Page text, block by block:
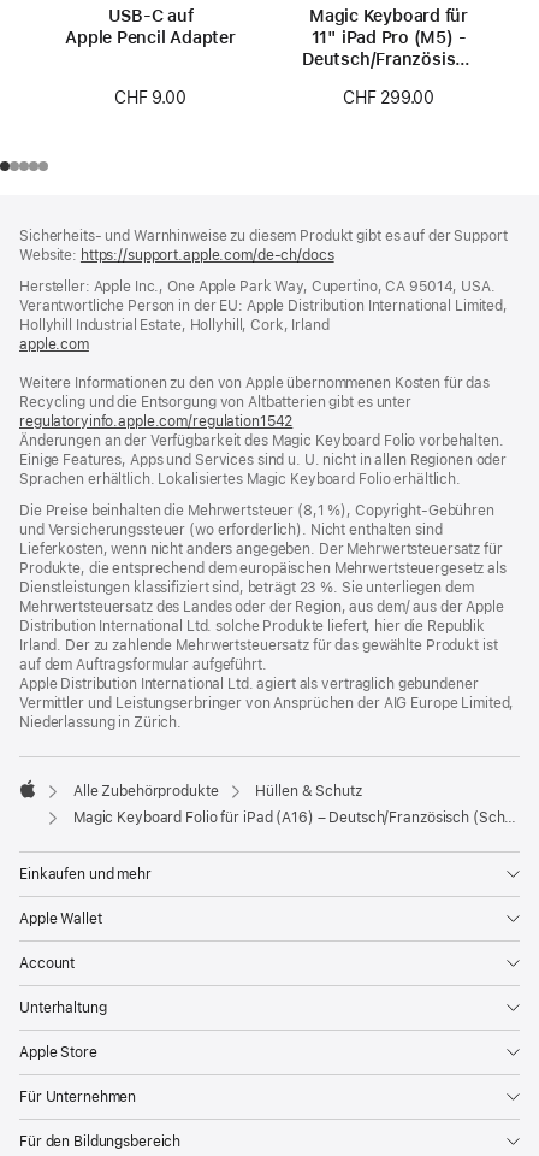
USB-C auf
Apple Pencil Adapter
CHF 9.00
Magic Keyboard für
11" iPad Pro (M5) -
Deutsch/Französisch
CHF 299.00
Sicherheits- und Warnhinweise zu diesem Produkt gibt es auf der Support
Website: https://support.apple.com/de-ch/docs(öffnet
neues
Fenster)
Hersteller: Apple Inc., One Apple Park Way, Cupertino, CA 95014, USA.
Verantwortliche Person in der EU: Apple Distribution International Limited,
Hollyhill Industrial Estate, Hollyhill, Cork, Irland
apple.com(öffnet
neues
Fenster)
Weitere Informationen zu den von Apple übernommenen Kosten für das
Recycling und die Entsorgung von Altbatterien gibt es unter
regulatoryinfo.apple.com/regulation1542
ein
neues
Fenster)
Änderungen an der Verfügbarkeit des Magic Keyboard Folio vorbehalten.
Einige Features, Apps und Services sind u. U. nicht in allen Regionen oder
Sprachen erhältlich. Lokalisiertes Magic Keyboard Folio erhältlich.
Die Preise beinhalten die Mehrwertsteuer (8,1 %), Copyright-Gebühren
und Versicherungssteuer (wo erforderlich). Nicht enthalten sind
Lieferkosten, wenn nicht anders angegeben. Der Mehrwertsteuersatz für
Produkte, die entsprechend dem europäischen Mehrwertsteuergesetz als
Dienstleistungen klassifiziert sind, beträgt 23 %. Sie unterliegen dem
Mehrwertsteuersatz des Landes oder der Region, aus dem/ aus der Apple
Distribution International Ltd. solche Produkte liefert, hier die Republik
Irland. Der zu zahlende Mehrwertsteuersatz für das gewählte Produkt ist
auf dem Auftragsformular aufgeführt.
Apple Distribution International Ltd. agiert als vertraglich gebundener
Vermittler und Leistungserbringer von Ansprüchen der AIG Europe Limited,
Niederlassung in Zürich.
Apple
Alle Zubehörprodukte
Hüllen & Schutz
Magic Keyboard Folio für iPad (A16) – Deutsch/Französisch (Schweiz)
Einkaufen und mehr
Apple Wallet
Account
Unterhaltung
Apple Store
Für Unternehmen
Für den Bildungsbereich